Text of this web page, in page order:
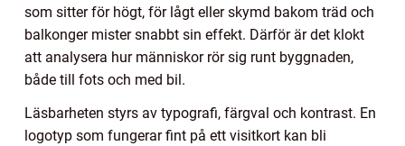
som sitter för högt, för lågt eller skymd bakom träd och
balkonger mister snabbt sin effekt. Därför är det klokt
att analysera hur människor rör sig runt byggnaden,
både till fots och med bil.
Läsbarheten styrs av typografi, färgval och kontrast. En
logotyp som fungerar fint på ett visitkort kan bli